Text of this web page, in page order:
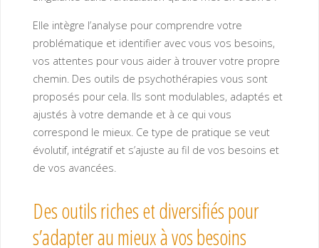
Elle intègre l’analyse pour comprendre votre
problématique et identifier avec vous vos besoins,
vos attentes pour vous aider à trouver votre propre
chemin. Des outils de psychothérapies vous sont
proposés pour cela. Ils sont modulables, adaptés et
ajustés à votre demande et à ce qui vous
correspond le mieux. Ce type de pratique se veut
évolutif, intégratif et s’ajuste au fil de vos besoins et
de vos avancées.
Des outils riches et diversifiés pour
s’adapter au mieux à vos besoins